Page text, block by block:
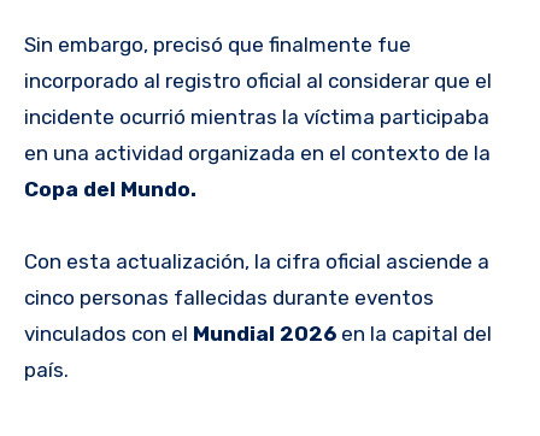
Sin embargo, precisó que finalmente fue
incorporado al registro oficial al considerar que el
incidente ocurrió mientras la víctima participaba
en una actividad organizada en el contexto de la
Copa del Mundo.
Con esta actualización, la cifra oficial asciende a
cinco personas fallecidas durante eventos
vinculados con el Mundial 2026 en la capital del
país.